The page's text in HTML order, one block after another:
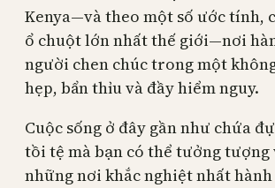
Kenya—và theo một số ước tính,
ổ chuột lớn nhất thế giới—nơi
người chen chúc trong một
hẹp, bẩn thỉu và đầy hiểm nguy.
Cuộc sống ở đây gần như chứa
tồi tệ mà bạn có thể tưởng
những nơi khắc nghiệt nhất